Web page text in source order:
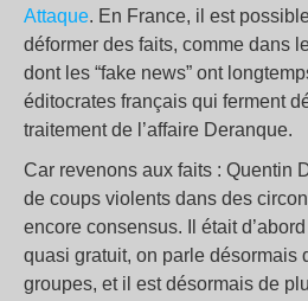
Attaque. En France, il est
déformer des faits, comme dans
dont les “fake news” ont
éditocrates français qui ferment
traitement de l’affaire Deranque.
Car revenons aux faits : Quentin
de coups violents dans des
encore consensus. Il était
quasi gratuit, on parle désormais
groupes, et il est désormais de